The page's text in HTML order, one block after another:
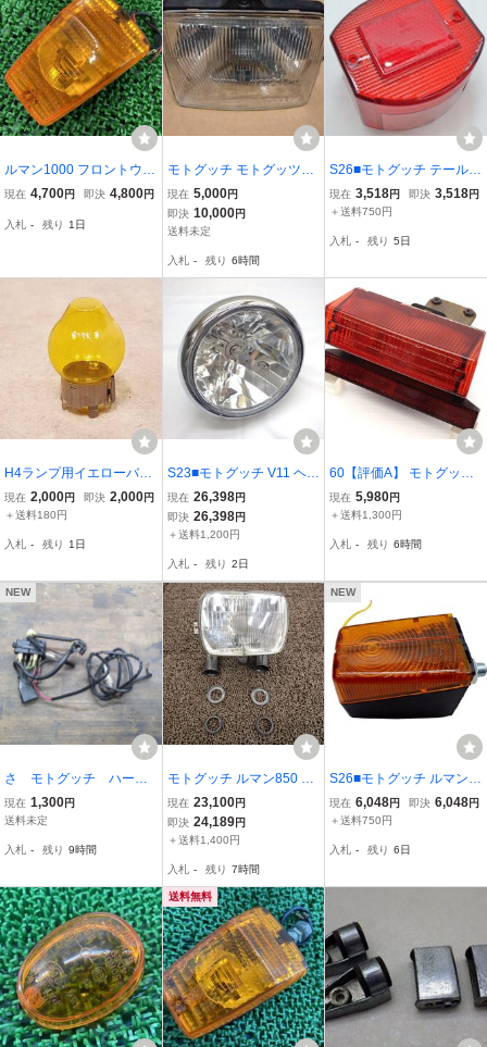
ルマン1000 フロントウイ
ンカー 片側 41125/4270
古 41125 42709 26007 0
現在 4,700円 即決 4,800円
入札 - 残り 1日
モトグッチ モトグッツィ
MOTO GUZZI デイトナ10
00 DAYTONA 純正 ヘッド
ライト 1989年製
現在 5,000円
即決 10,000円
送料未定
入札 - 残り 6時間
S26■モトグッチ テールレ
ンズ ルマン850 Moto GU
ZZI 850T3 T4 カリフォル
現在 3,518円 即決 3,518円
＋送料750円
入札 - 残り 5日
H4ランプ用イエローバル
ブカバー
現在 2,000円 即決 2,000円
＋送料180円
入札 - 残り 1日
S23■モトグッチ V11 ヘッ
ドライト Moto GUZZI ブ
レバ750 マルチリフレク
ター
現在 26,398円
即決 26,398円
＋送料1,200円
入札 - 残り 2日
60【評価A】 モトグッチ
V35 イモラ 当時物 純正
テールランプ 点灯動画有
1 0202 211 CEV 18949
現在 5,980円
＋送料1,300円
入札 - 残り 6時間
NEW
さ モトグッチ ハーネ
ス ヘッドライト リレ
ー 車種不明 V65?
現在 1,300円
送料未定
入札 - 残り 9時間
モトグッチ ルマン850 ヘ
ッドライト ステー ▲A75
31！VF 【 VF 】 MOTO G
UZZI LE MANS ? キャブ
現在 23,100円
即決 24,189円
＋送料1,400円
入札 - 残り 7時間
NEW
S26■モトグッチ ルマン8
50-3 フロントウインカー
リプロ品 Moto GUZZI ル
現在 6,048円 即決 6,048円
＋送料750円
入札 - 残り 6日
送料無料